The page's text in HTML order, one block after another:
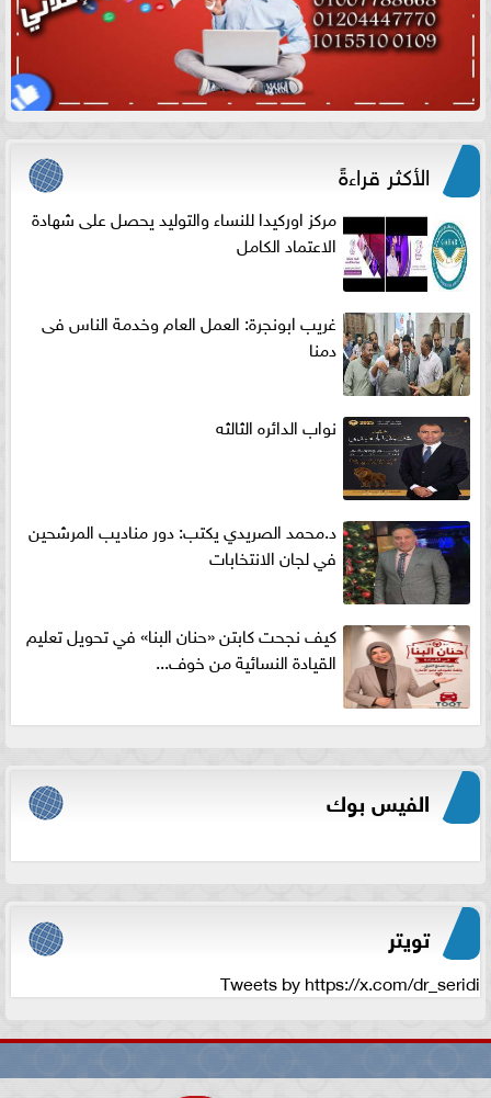
الأكثر قراءةً
مركز اوركيدا للنساء والتوليد يحصل على شهادة
الاعتماد الكامل
غريب ابونجرة: العمل العام وخدمة الناس فى
دمنا
نواب الدائره الثالثه
د.محمد الصريدي يكتب: دور مناديب المرشحين
في لجان الانتخابات
كيف نجحت كابتن «حنان البنا» في تحويل تعليم
القيادة النسائية من خوف...
الفيس بوك
تويتر
Tweets by https://x.com/dr_seridi